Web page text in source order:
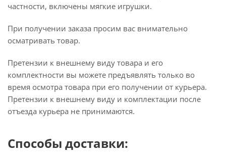
частности, включены мягкие игрушки.
При получении заказа просим вас внимательно
осматривать товар.
Претензии к внешнему виду товара и его
комплектности вы можете предъявлять только во
время осмотра товара при его получении от курьера.
Претензии к внешнему виду и комплектации после
отъезда курьера не принимаются.
Способы доставки: